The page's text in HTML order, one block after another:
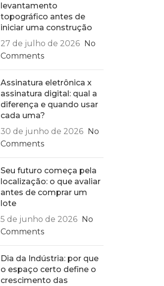
levantamento
topográfico antes de
iniciar uma construção
27 de julho de 2026 No
Comments
Assinatura eletrônica x
assinatura digital: qual a
diferença e quando usar
cada uma?
30 de junho de 2026 No
Comments
Seu futuro começa pela
localização: o que avaliar
antes de comprar um
lote
5 de junho de 2026 No
Comments
Dia da Indústria: por que
o espaço certo define o
crescimento das